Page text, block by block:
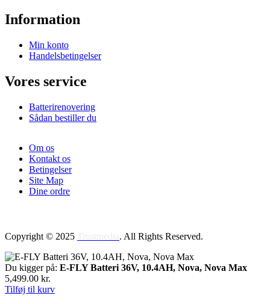
Information
Min konto
Handelsbetingelser
Vores service
Batterirenovering
Sådan bestiller du
Om os
Kontakt os
Betingelser
Site Map
Dine ordre
Copyright © 2025 . All Rights Reserved.
Du kigger på: E-FLY Batteri 36V, 10.4AH, Nova, Nova Max
5,499.00 kr.
Tilføj til kurv